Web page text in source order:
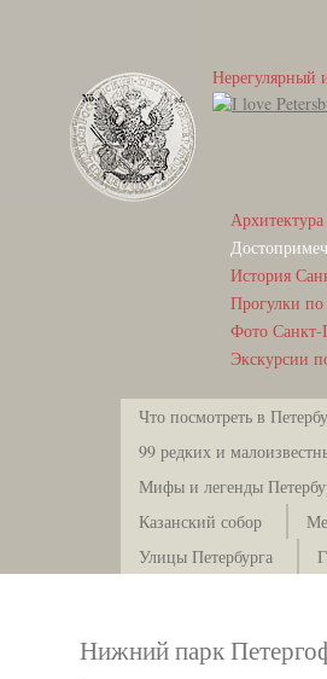
Нерегулярный
История
Прогулки по
Фото Санкт-
Экскурсии
Что посмотреть в
99 редких и
Мифы и легенды
Казанский собор
Улицы Петербурга
Нижний парк